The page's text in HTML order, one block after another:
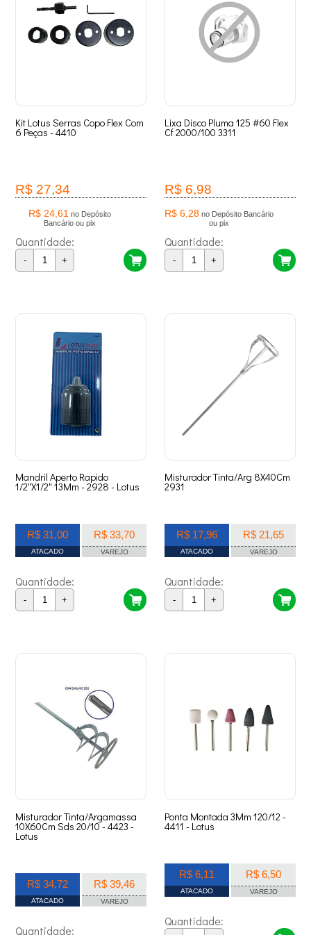
Kit Lotus Serras Copo Flex Com
6 Peças - 4410
R$ 27,34
R$ 24,61 no Depósito
Bancário ou pix
Quantidade:
- +
Lixa Disco Pluma 125 #60 Flex
Cf 2000/100 3311
R$ 6,98
R$ 6,28 no Depósito Bancário
ou pix
Quantidade:
- +
Mandril Aperto Rapido
1/2"X1/2" 13Mm - 2928 - Lotus
R$ 31,00
ATACADO
R$ 33,70
VAREJO
Quantidade:
- +
Misturador Tinta/Arg 8X40Cm
2931
R$ 17,96
ATACADO
R$ 21,65
VAREJO
Quantidade:
- +
Misturador Tinta/Argamassa
10X60Cm Sds 20/10 - 4423 -
Lotus
R$ 34,72
ATACADO
R$ 39,46
VAREJO
Quantidade:
Ponta Montada 3Mm 120/12 -
4411 - Lotus
R$ 6,11
ATACADO
R$ 6,50
VAREJO
Quantidade: